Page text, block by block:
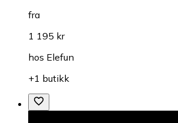
fra
1 195 kr
hos Elefun
+1 butikk